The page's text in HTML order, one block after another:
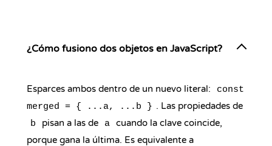
¿Cómo fusiono dos objetos en JavaScript?
Esparces ambos dentro de un nuevo literal:
const
merged = { ...a, ...b } . Las propiedades de
b pisan a las de a cuando la clave coincide,
porque gana la última. Es equivalente a